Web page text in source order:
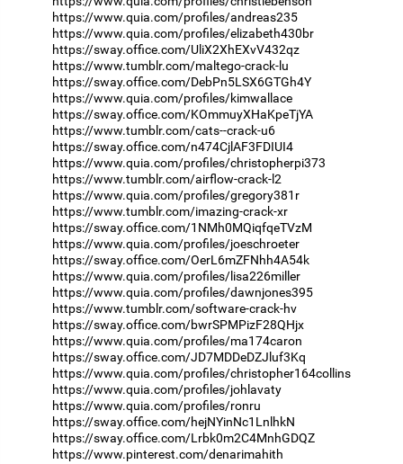
https://www.quia.com/profiles/andreas235
https://www.quia.com/profiles/elizabeth430br
https://sway.office.com/UliX2XhEXvV432qz
https://www.tumblr.com/maltego-crack-lu
https://sway.office.com/DebPn5LSX6GTGh4Y
https://www.quia.com/profiles/kimwallace
https://sway.office.com/KOmmuyXHaKpeTjYA
https://www.tumblr.com/cats--crack-u6
https://sway.office.com/n474CjlAF3FDIUI4
https://www.quia.com/profiles/christopherpi373
https://www.tumblr.com/airflow-crack-l2
https://www.quia.com/profiles/gregory381r
https://www.tumblr.com/imazing-crack-xr
https://sway.office.com/1NMh0MQiqfqeTVzM
https://www.quia.com/profiles/joeschroeter
https://sway.office.com/OerL6mZFNhh4A54k
https://www.quia.com/profiles/lisa226miller
https://www.quia.com/profiles/dawnjones395
https://www.tumblr.com/software-crack-hv
https://sway.office.com/bwrSPMPizF28QHjx
https://www.quia.com/profiles/ma174caron
https://sway.office.com/JD7MDDeDZJluf3Kq
https://www.quia.com/profiles/christopher164collins
https://www.quia.com/profiles/johlavaty
https://www.quia.com/profiles/ronru
https://sway.office.com/hejNYinNc1LnlhkN
https://sway.office.com/Lrbk0m2C4MnhGDQZ
https://www.pinterest.com/denarimahith